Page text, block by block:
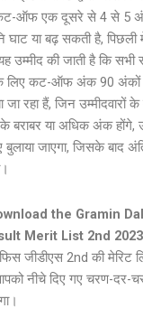
कट-ऑफ एक दूसरे से 4 से 5
घाट या बढ़ सकती है,
की जाती है कि सभी
के लिए कट-ऑफ अंक 90
जा रहा हैं, जिन उम्मीदवारों के
या अधिक अंक होंगे,
बुलाया जाएगा, जिसके बाद
the Gramin
Merit List 2nd
जीडीएस 2nd की मेरिट
नीचे दिए गए चरण-दर-